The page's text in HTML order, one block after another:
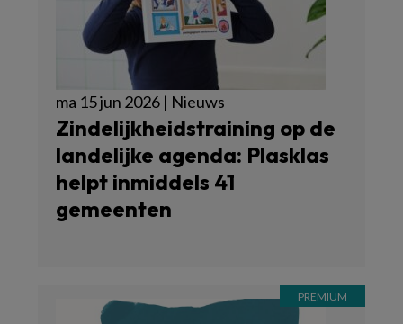
ma 15 jun 2026 | Nieuws
Zindelijkheidstraining op de
landelijke agenda: Plasklas
helpt inmiddels 41
gemeenten